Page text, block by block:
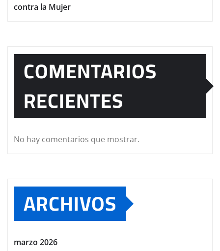
contra la Mujer
COMENTARIOS
RECIENTES
No hay comentarios que mostrar.
ARCHIVOS
marzo 2026